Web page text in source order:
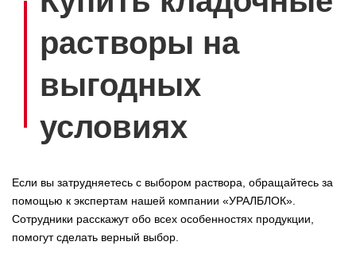
растворы на
выгодных
условиях
Если вы затрудняетесь с выбором раствора, обращайтесь за
помощью к экспертам нашей компании «УРАЛБЛОК».
Сотрудники расскажут обо всех особенностях продукции,
помогут сделать верный выбор.